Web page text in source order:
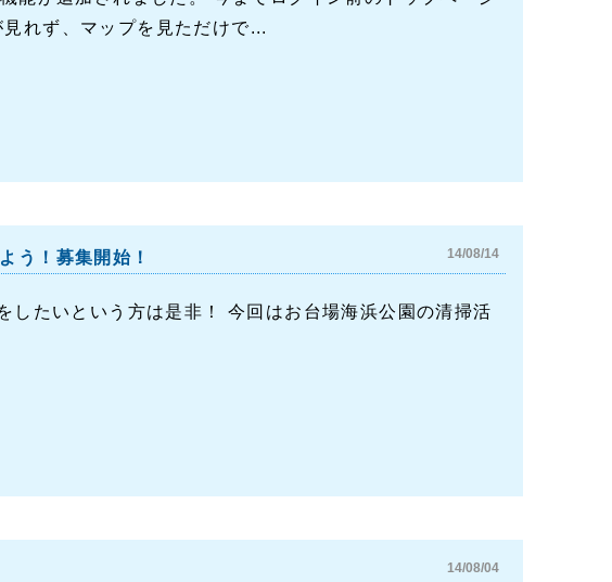
れず、マップを見ただけで...
う！募集開始！ 14/08/14
たいという方は是非！ 今回はお台場海浜公園の清掃活
14/08/04